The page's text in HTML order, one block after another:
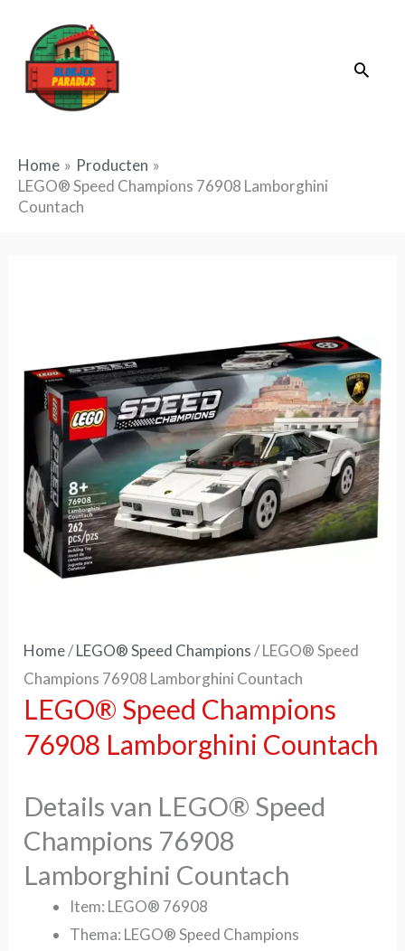
inhoud
Home
Producten
LEGO® Speed Champions 76908 Lamborghini
Countach
Home/LEGO® Speed Champions/ LEGO® Speed
Champions 76908 Lamborghini Countach
LEGO® Speed Champions
76908 Lamborghini Countach
Details van LEGO® Speed
Champions 76908
Lamborghini Countach
Item: LEGO® 76908
Thema: LEGO® Speed Champions